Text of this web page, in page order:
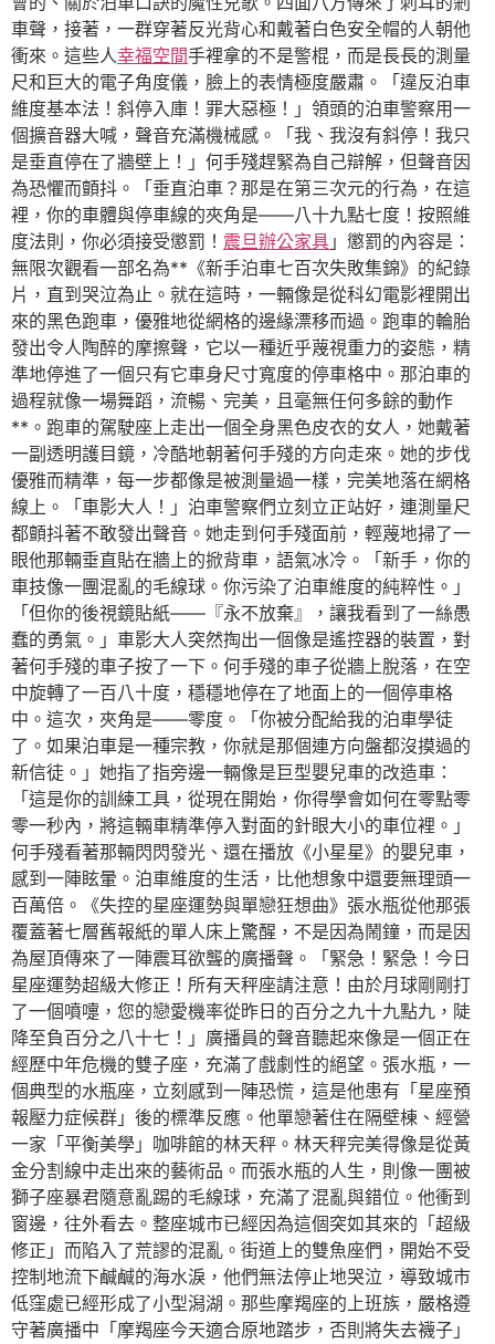
車聲，接著，一群穿著反光背心和戴著白色安全帽的人朝他
衝來。這些人幸福空間手裡拿的不是警棍，而是長長的測量
尺和巨大的電子角度儀，臉上的表情極度嚴肅。「違反泊車
維度基本法！斜停入庫！罪大惡極！」領頭的泊車警察用一
個擴音器大喊，聲音充滿機械感。「我、我沒有斜停！我只
是垂直停在了牆壁上！」何手殘趕緊為自己辯解，但聲音因
為恐懼而顫抖。「垂直泊車？那是在第三次元的行為，在這
裡，你的車體與停車線的夾角是——八十九點七度！按照維
度法則，你必須接受懲罰！ 震旦辦公家具 」懲罰的內容是：
無限次觀看一部名為**《新手泊車七百次失敗集錦》的紀錄
片，直到哭泣為止。就在這時，一輛像是從科幻電影裡開出
來的黑色跑車，優雅地從網格的邊緣漂移而過。跑車的輪胎
發出令人陶醉的摩擦聲，它以一種近乎蔑視重力的姿態，精
準地停進了一個只有它車身尺寸寬度的停車格中。那泊車的
過程就像一場舞蹈，流暢、完美，且毫無任何多餘的動作
**。跑車的駕駛座上走出一個全身黑色皮衣的女人，她戴著
一副透明護目鏡，冷酷地朝著何手殘的方向走來。她的步伐
優雅而精準，每一步都像是被測量過一樣，完美地落在網格
線上。「車影大人！」泊車警察們立刻立正站好，連測量尺
都顫抖著不敢發出聲音。她走到何手殘面前，輕蔑地掃了一
眼他那輛垂直貼在牆上的掀背車，語氣冰冷。「新手，你的
車技像一團混亂的毛線球。你污染了泊車維度的純粹性。」
「但你的後視鏡貼紙——『永不放棄』，讓我看到了一絲愚
蠢的勇氣。」車影大人突然掏出一個像是遙控器的裝置，對
著何手殘的車子按了一下。何手殘的車子從牆上脫落，在空
中旋轉了一百八十度，穩穩地停在了地面上的一個停車格
中。這次，夾角是——零度。「你被分配給我的泊車學徒
了。如果泊車是一種宗教，你就是那個連方向盤都沒摸過的
新信徒。」她指了指旁邊一輛像是巨型嬰兒車的改造車：
「這是你的訓練工具，從現在開始，你得學會如何在零點零
零一秒內，將這輛車精準停入對面的針眼大小的車位裡。」
何手殘看著那輛閃閃發光、還在播放《小星星》的嬰兒車，
感到一陣眩暈。泊車維度的生活，比他想象中還要無理頭一
百萬倍。《失控的星座運勢與單戀狂想曲》張水瓶從他那張
覆蓋著七層舊報紙的單人床上驚醒，不是因為鬧鐘，而是因
為屋頂傳來了一陣震耳欲聾的廣播聲。「緊急！緊急！今日
星座運勢超級大修正！所有天秤座請注意！由於月球剛剛打
了一個噴嚏，您的戀愛機率從昨日的百分之九十九點九，陡
降至負百分之八十七！」廣播員的聲音聽起來像是一個正在
經歷中年危機的雙子座，充滿了戲劇性的絕望。張水瓶，一
個典型的水瓶座，立刻感到一陣恐慌，這是他患有「星座預
報壓力症候群」後的標準反應。他單戀著住在隔壁棟、經營
一家「平衡美學」咖啡館的林天秤。林天秤完美得像是從黃
金分割線中走出來的藝術品。而張水瓶的人生，則像一團被
獅子座暴君隨意亂踢的毛線球，充滿了混亂與錯位。他衝到
窗邊，往外看去。整座城市已經因為這個突如其來的「超級
修正」而陷入了荒謬的混亂。街道上的雙魚座們，開始不受
控制地流下鹹鹹的海水淚，他們無法停止地哭泣，導致城市
低窪處已經形成了小型潟湖。那些摩羯座的上班族，嚴格遵
守著廣播中「摩羯座今天適合原地踏步，否則將失去襪子」